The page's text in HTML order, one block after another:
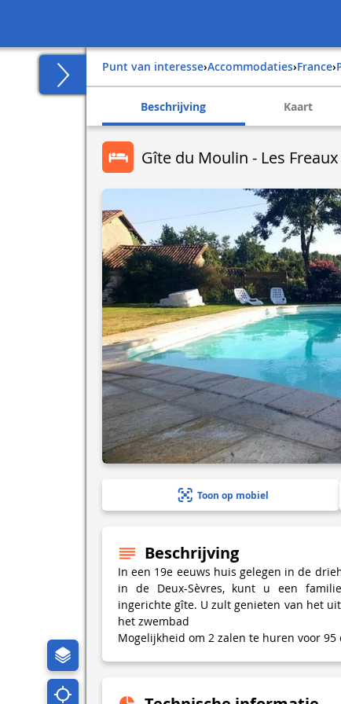
Punt van interesse› Accommodaties› france›
Beschrijving Kaart
Gîte du Moulin - Les Freaux
Toon op mobiel
Beschrijving
In een 19e eeuws huis gelegen in de
in de Deux-Sèvres, kunt u een
ingerichte gîte. U zult genieten van het
het zwembad
Mogelijkheid om 2 zalen te huren voor 95